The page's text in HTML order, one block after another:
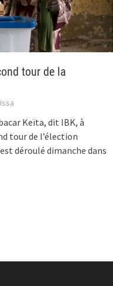
tour de la
Keïta, dit IBK, à
tour de l’élection
déroulé dimanche dans